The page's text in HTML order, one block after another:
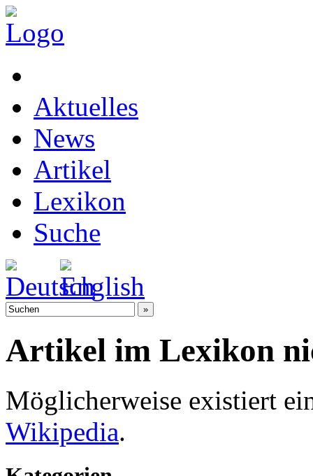
Aktuelles
News
Artikel
Lexikon
Suche
Artikel im Lexikon
Möglicherweise existiert
Wikipedia.